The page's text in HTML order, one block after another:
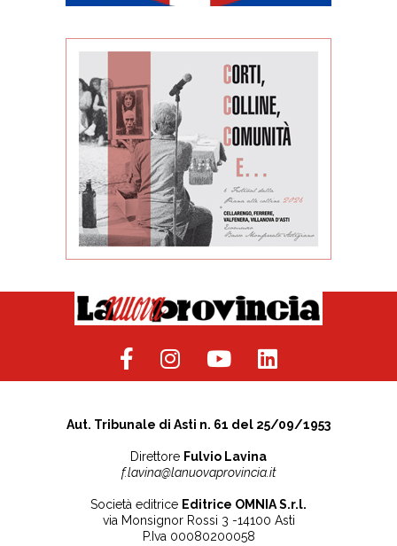
Aut. Tribunale di Asti n. 61 del 25/09/1953
Direttore Fulvio Lavina
f.lavina@lanuovaprovincia.it
Società editrice Editrice OMNIA S.r.l.
via Monsignor Rossi 3 -14100 Asti
P.Iva 00080200058